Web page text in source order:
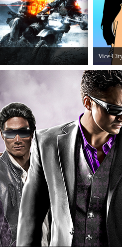
minden infó kiderül a
3 utolsó, End Game
Vice
A GTA: